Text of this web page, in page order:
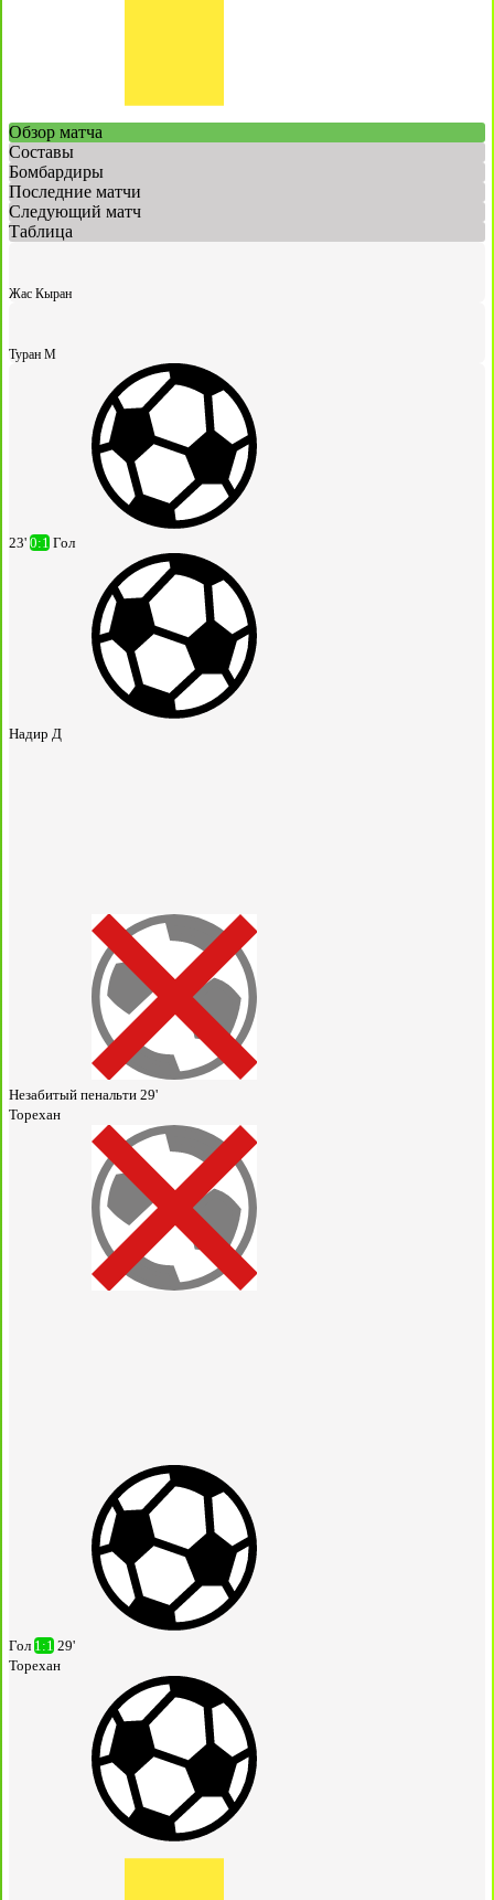
Обзор матча
Составы
Бомбардиры
Последние матчи
Следующий матч
Таблица
Жас Кыран
Туран М
23' 0:1 Гол
Надир Д
Незабитый пенальти 29'
Торехан
Гол 1:1 29'
Торехан